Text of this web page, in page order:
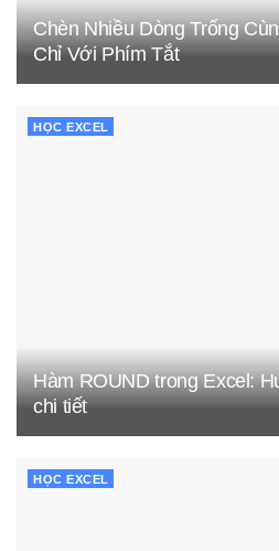
Chèn Nhiều Dòng Trống
Chỉ Với Phím Tắt
HỌC EXCEL
Hàm ROUND trong Excel:
chi tiết
HỌC EXCEL